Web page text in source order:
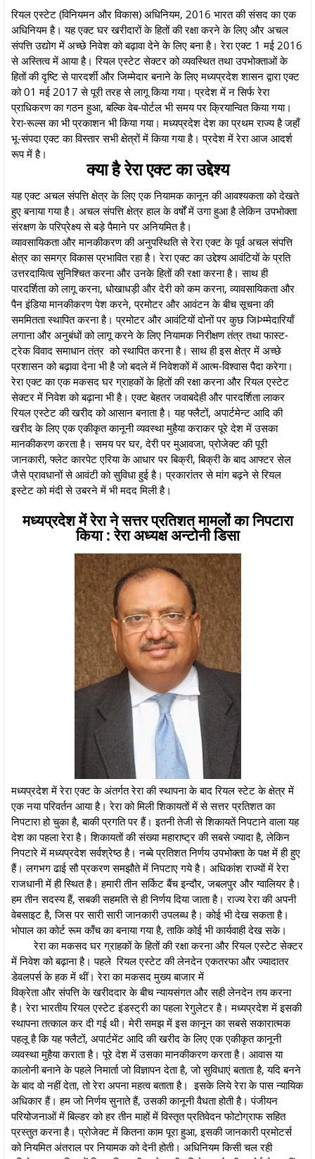
रियल एस्टेट (विनियमन और विकास) अधिनियम, 2016 भारत की संसद का एक
अधिनियम है। यह एक्ट घर खरीदारों के हितों की रक्षा करने के लिए और अचल
संपत्ति उद्योग में अच्छे निवेश को बढ़ावा देने के लिए बना है। रेरा एक्ट 1 मई 2016
से अस्तित्व में आया है। रियल एस्टेट सेक्टर को व्यवस्थित तथा उपभोक्ताओं के
हितों की दृष्टि से पारदर्शी और जिम्मेदार बनाने के लिए मध्यप्रदेश शासन द्वारा एक्ट
को 01 मई 2017 से पूरी तरह से लागू किया गया। प्रदेश में न सिर्फ रेरा
प्राधिकरण का गठन हुआ, बल्कि वेब-पोर्टल भी समय पर क्रियान्वित किया गया।
रेरा-रूल्स का भी प्रकाशन भी किया गया। मध्यप्रदेश देश का प्रथम राज्य है जहाँ
भू-संपदा एक्ट का विस्तार सभी क्षेत्रों में किया गया है। प्रदेश में रेरा आज आदर्श
रूप में है।
क्या है रेरा एक्ट का उद्देश्य
यह एक्ट अचल संपत्ति क्षेत्र के लिए एक नियामक कानून की आवश्यकता को देखते
हुए बनाया गया है। अचल संपत्ति क्षेत्र हाल के वर्षों में उगा हुआ है लेकिन उपभोक्ता
संरक्षण के परिप्रेक्ष्य से बड़े पैमाने पर अनियमित है।
व्यावसायिकता और मानकीकरण की अनुपस्थिति से रेरा एक्ट के पूर्व अचल संपत्ति
क्षेत्र का समग्र विकास प्रभावित रहा है। रेरा एक्ट का उद्देश्य आवंटियों के प्रति
उत्तरदायित्व सुनिश्चित करना और उनके हितों की रक्षा करना है। साथ ही
पारदर्शिता को लागू करना, धोखाधड़ी और देरी को कम करना, व्यावसायिकता और
पैन इंडिया मानकीकरण पेश करने, प्रमोटर और आवंटन के बीच सूचना की
सममितता स्थापित करना है। प्रमोटर और आवंटियों दोनों पर कुछ जिÞम्मेदारियाँ
लगाना और अनुबंधों को लागू करने के लिए नियामक निरीक्षण तंत्र तथा फास्ट-
ट्रेक विवाद समाधान तंत्र को स्थापित करना है। साथ ही इस क्षेत्र में अच्छे
प्रशासन को बढ़ावा देना भी है जो बदले में निवेशकों में आत्म-विश्वास पैदा करेगा।
रेरा एक्ट का एक मकसद घर ग्राहकों के हितों की रक्षा करना और रियल एस्टेट
सेक्टर में निवेश को बढ़ाना भी है। एक्ट बेहतर जवाबदेही और पारदर्शिता लाकर
रियल एस्टेट की खरीद को आसान बनाता है। यह फ्लैटों, अपार्टमेन्ट आदि की
खरीद के लिए एक एकीकृत कानूनी व्यवस्था मुहैया कराकर पूरे देश में उसका
मानकीकरण करता है। समय पर घर, देरी पर मुआवजा, प्रोजेक्ट की पूरी
जानकारी, फ्लेट कारपेट एरिया के आधार पर बिक्री, बिक्री के बाद आफ्टर सेल
जैसे प्रावधानों से आवंटी को सुविधा हुई है। प्रकारांतर से मांग बढ़ने से रियल
इस्टेट को मंदी से उबरने में भी मदद मिली है।
मध्यप्रदेश में रेरा ने सत्तर प्रतिशत मामलों का निपटारा
किया : रेरा अध्यक्ष अन्टोनी डिसा
मध्यप्रदेश में रेरा एक्ट के अंतर्गत रेरा की स्थापना के बाद रियल स्टेट के क्षेत्र में
एक नया परिवर्तन आया है। रेरा को मिली शिकायतों में से सत्तर प्रतिशत का
निपटारा हो चुका है, बाकी प्रगति पर हैं। इतनी तेजी से शिकायतें निपटाने वाला यह
देश का पहला रेरा है। शिकायतों की संख्या महाराष्ट्र की सबसे ज्यादा है, लेकिन
निपटारे में मध्यप्रदेश सर्वश्रेष्ठ है। नब्बे प्रतिशत निर्णय उपभोक्ता के पक्ष में ही हुए
हैं। लगभग ढाई सौ प्रकरण समझौते में निपटाए गये है। अधिकांश राज्यों में रेरा
राजधानी में ही स्थित है। हमारी तीन सर्किट बैंच इन्दौर, जबलपुर और ग्वालियर है।
हम तीन सदस्य हैं, सबकी सहमति से ही निर्णय दिया जाता है। राज्य रेरा की अपनी
वेबसाइट है, जिस पर सारी सारी जानकारी उपलब्ध है। कोई भी देख सकता है।
भोपाल का कोर्ट रूम काँच का बनाया गया है, ताकि कोई भी कार्यवाही देख सके।
रेरा का मकसद घर ग्राहकों के हितों की रक्षा करना और रियल एस्टेट सेक्टर
में निवेश को बढ़ाना है। पहले रियल एस्टेट की लेनदेन एकतरफा और ज्यादातर
डेवलपर्स के हक में थीं। रेरा का मकसद मुख्य बाजार में
विक्रेता और संपत्ति के खरीददार के बीच न्यायसंगत और सही लेनदेन तय करना
है। रेरा भारतीय रियल एस्टेट इंडस्ट्री का पहला रेगुलेटर है। मध्यप्रदेश में इसकी
स्थापना तत्काल कर दी गई थी। मेरी समझ में इस कानून का सबसे सकारात्मक
पहलू है कि यह फ्लैटों, अपार्टमेंट आदि की खरीद के लिए एक एकीकृत कानूनी
व्यवस्था मुहैया कराता है। पूरे देश में उसका मानकीकरण करता है। आवास या
कालोनी बनाने के पहले निमार्ता जो विज्ञापन देता है, जो सुविधाएं बताता है, यदि बनने
के बाद वो नहीं देता, तो रेरा अपना महत्व बताता है। इसके लिये रेरा के पास न्यायिक
अधिकार हैं। हम जो निर्णय सुनाते हैं, उसकी कानूनी वैधता होती है। पंजीयन
परियोजनाओं में बिल्डर को हर तीन माहों में विस्तृत प्रतिवेदन फोटोग्राफ सहित
प्रस्तुत करना है। प्रोजेक्ट में कितना काम पूरा हुआ, इसकी जानकारी प्रमोटर्स
को नियमित अंतराल पर नियामक को देनी होती। अधिनियम किसी चल रही